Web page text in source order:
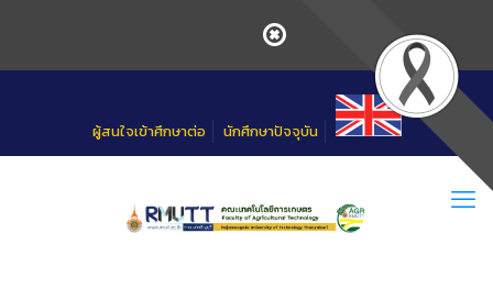
ผู้สนใจเข้าศึกษาต่อ นักศึกษาปัจจุบัน